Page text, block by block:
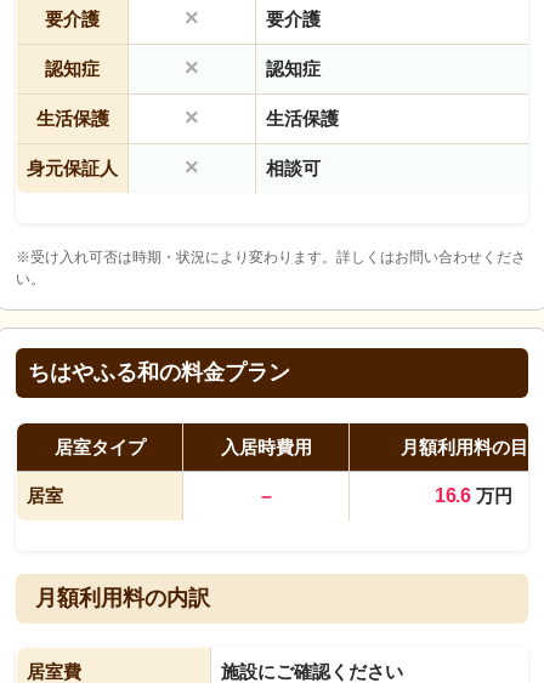
要介護 × 要介護
認知症 × 認知症
生活保護 × 生活保護
身元保証人 × 相談可
※受け入れ可否は時期・状況により変わります。詳しくはお問い合わせくださ
い。
ちはやふる和の料金プラン
居室タイプ 入居時費用 月額利用料の目
居室 – 16.6万円
月額利用料の内訳
居室費 施設にご確認ください